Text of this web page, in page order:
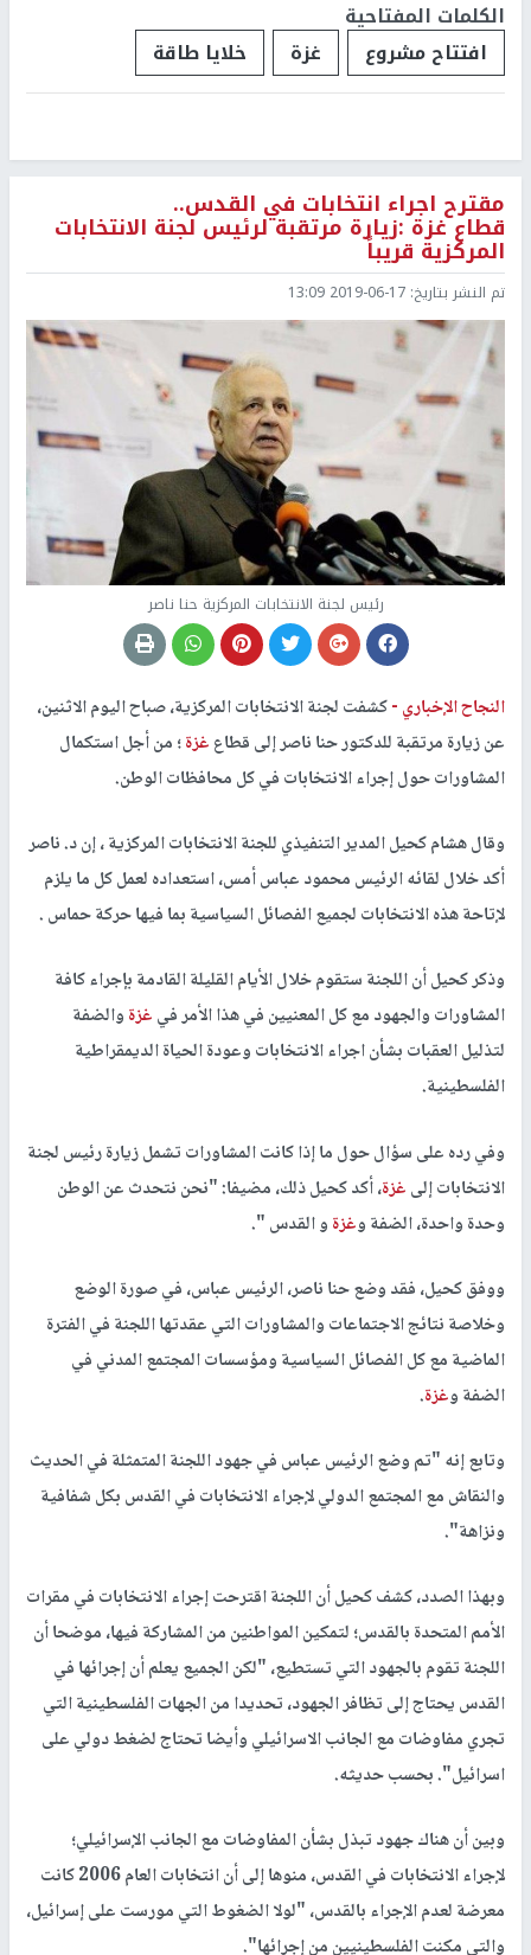
الكلمات المفتاحية
افتتاح مشروع
غزة خلايا طاقة
مقترح اجراء انتخابات في القدس..
قطاع غزة :زيارة مرتقبة لرئيس لجنة الانتخابات
المركزية قريباً
تم النشر بتاريخ: 2019-06-17 13:09
رئيس لجنة الانتخابات المركزية حنا ناصر
النجاح الإخباري -كشفت لجنة الانتخابات المركزية، صباح اليوم الاثنين،
عن زيارة مرتقبة للدكتور حنا ناصر إلى قطاعغزة؛ من أجل استكمال
المشاورات حول إجراء الانتخابات في كل محافظات الوطن.
وقال هشام كحيل المدير التنفيذي للجنة الانتخابات المركزية ، إن د. ناصر
أكد خلال لقائه الرئيس محمود عباس أمس، استعداده لعمل كل ما يلزم
لإتاحة هذه الانتخابات لجميع الفصائل السياسية بما فيها حركة حماس .
وذكر كحيل أن اللجنة ستقوم خلال الأيام القليلة القادمة بإجراء كافة
المشاورات والجهود مع كل المعنيين في هذا الأمر فيغزةوالضفة
لتذليل العقبات بشأن اجراء الانتخابات وعودة الحياة الديمقراطية
الفلسطينية.
وفي رده على سؤال حول ما إذا كانت المشاورات تشمل زيارة رئيس لجنة
الانتخابات إلىغزة، أكد كحيل ذلك، مضيفا: "نحن نتحدث عن الوطن
وحدة واحدة، الضفة وغزةو القدس ".
ووفق كحيل، فقد وضع حنا ناصر، الرئيس عباس، في صورة الوضع
وخلاصة نتائج الاجتماعات والمشاورات التي عقدتها اللجنة في الفترة
الماضية مع كل الفصائل السياسية ومؤسسات المجتمع المدني في
الضفة وغزة.
وتابع إنه "تم وضع الرئيس عباس في جهود اللجنة المتمثلة في الحديث
والنقاش مع المجتمع الدولي لإجراء الانتخابات في القدس بكل شفافية
ونزاهة".
وبهذا الصدد، كشف كحيل أن اللجنة اقترحت إجراء الانتخابات في مقرات
الأمم المتحدة بالقدس؛ لتمكين المواطنين من المشاركة فيها، موضحا أن
اللجنة تقوم بالجهود التي تستطيع، "لكن الجميع يعلم أن إجرائها في
القدس يحتاج إلى تظافر الجهود، تحديدا من الجهات الفلسطينية التي
تجري مفاوضات مع الجانب الاسرائيلي وأيضا تحتاج لضغط دولي على
اسرائيل". بحسب حديثه.
وبين أن هناك جهود تبذل بشأن المفاوضات مع الجانب الإسرائيلي؛
لإجراء الانتخابات في القدس، منوها إلى أن انتخابات العام 2006 كانت
معرضة لعدم الإجراء بالقدس، "لولا الضغوط التي مورست على إسرائيل،
والتي مكنت الفلسطينيين من إجرائها".